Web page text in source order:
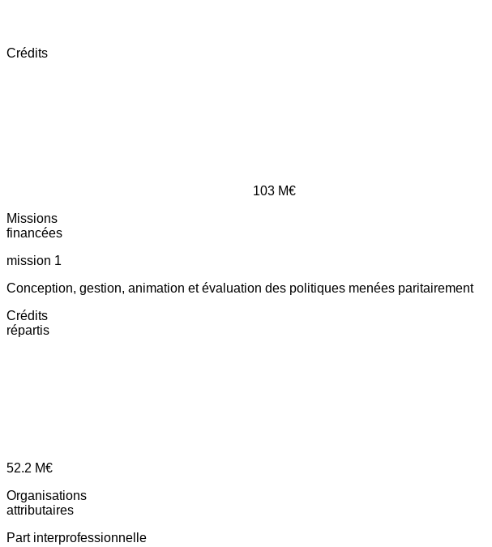
Crédits
103 M€
Missions
financées
mission 1
Conception, gestion, animation et évaluation des politiques menées paritairement
Crédits
répartis
52.2 M€
Organisations
attributaires
Part interprofessionnelle